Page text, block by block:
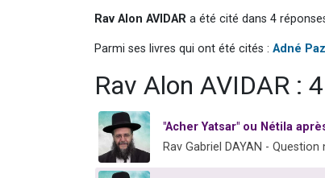
Rav Alon AVIDAR a été cité dans 4
Parmi ses livres qui ont été cités : Adné Paz
Rav Alon AVIDAR :
"Acher Yatsar" ou Nétila
Rav Gabriel DAYAN - Question